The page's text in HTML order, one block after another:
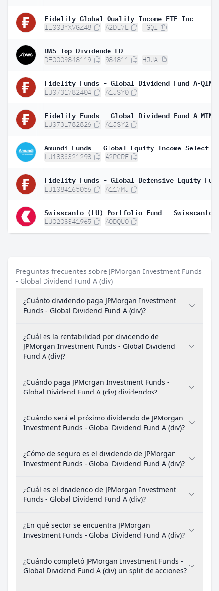
Fidelity Global Quality Income ETF Inc
IE00BYXVGZ48 A2DL7E FGQI
DWS Top Dividende LD
DE0009848119 984811 HJUA
LU0731782404 A1JSY0
LU0731782826 A1JSY2
LU1883321298 A2PCRF
LU1084165056 A117MJ
LU0208341965 A0DQU0
Preguntas frecuentes sobre JPMorgan Investment Funds
- Global Dividend Fund A (div)
¿Cuánto dividendo paga JPMorgan Investment
Funds - Global Dividend Fund A (div)?
¿Cuál es la rentabilidad por dividendo de
JPMorgan Investment Funds - Global Dividend
Fund A (div)?
¿Cuándo paga JPMorgan Investment Funds -
Global Dividend Fund A (div) dividendos?
¿Cuándo será el próximo dividendo de JPMorgan
Investment Funds - Global Dividend Fund A (div)?
¿Cómo de seguro es el dividendo de JPMorgan
Investment Funds - Global Dividend Fund A (div)?
¿Cuál es el dividendo de JPMorgan Investment
Funds - Global Dividend Fund A (div)?
¿En qué sector se encuentra JPMorgan
Investment Funds - Global Dividend Fund A (div)?
¿Cuándo completó JPMorgan Investment Funds -
Global Dividend Fund A (div) un split de acciones?